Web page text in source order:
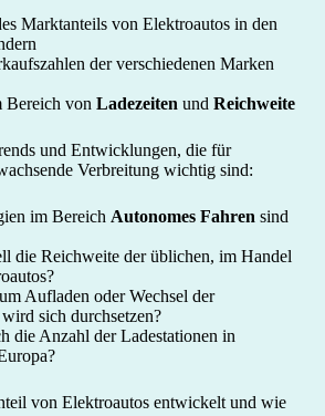
Marktanteils von Elektroautos in den
der verschiedenen Marken
Bereich von Ladezeiten und Reichweite
und Entwicklungen, die für
Verbreitung wichtig sind:
im Bereich Autonomes Fahren sind
die Reichweite der üblichen, im Handel
Aufladen oder Wechsel der
wird sich durchsetzen?
die Anzahl der Ladestationen in
von Elektroautos entwickelt und wie